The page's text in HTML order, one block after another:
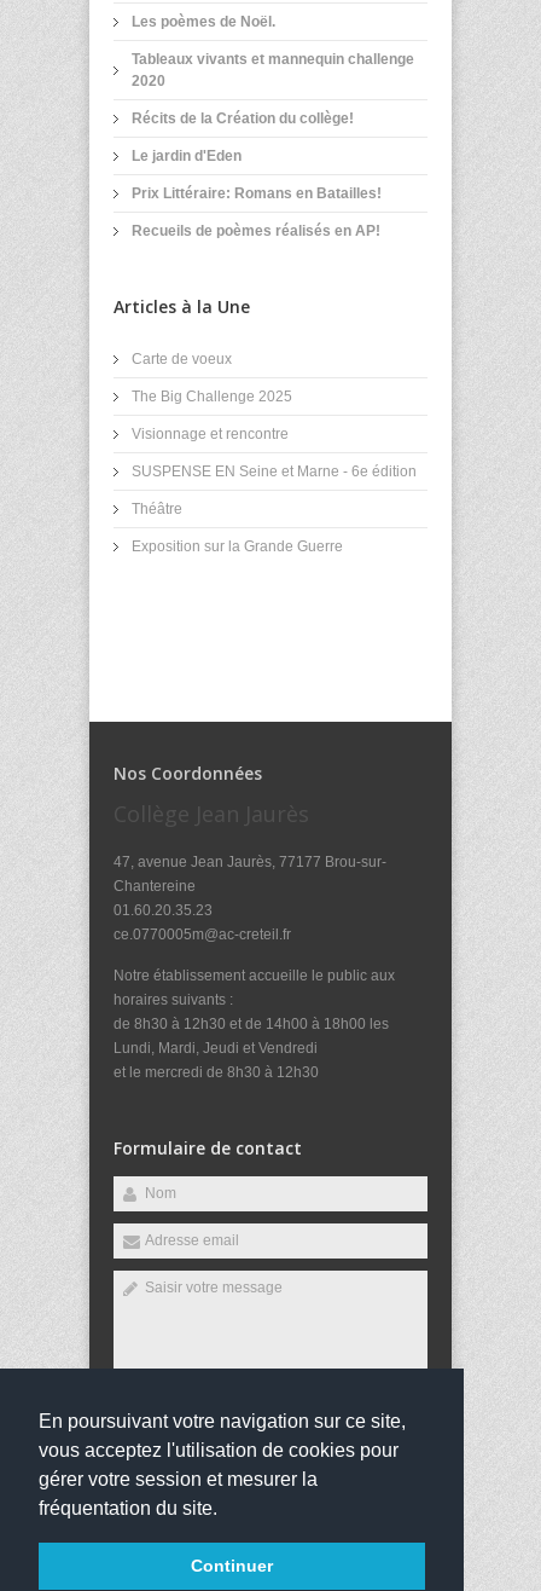
En poursuivant votre navigation sur ce site,
vous acceptez l'utilisation de cookies pour
gérer votre session et mesurer la
fréquentation du site.
Continuer
Les poèmes de Noël.
Tableaux vivants et mannequin challenge
2020
Récits de la Création du collège!
Le jardin d'Eden
Prix Littéraire: Romans en Batailles!
Recueils de poèmes réalisés en AP!
Articles à la Une
Carte de voeux
The Big Challenge 2025
Visionnage et rencontre
SUSPENSE EN Seine et Marne - 6e édition
Théâtre
Exposition sur la Grande Guerre
Nos Coordonnées
Collège Jean Jaurès
47, avenue Jean Jaurès, 77177 Brou-sur-
Chantereine
01.60.20.35.23
ce.0770005m@ac-creteil.fr
Notre établissement accueille le public aux
horaires suivants :
de 8h30 à 12h30 et de 14h00 à 18h00 les
Lundi, Mardi, Jeudi et Vendredi
et le mercredi de 8h30 à 12h30
Formulaire de contact
Envoyer
réservés